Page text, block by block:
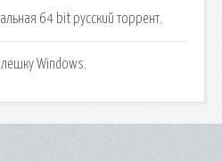
64 bit русский торрент.
Windows.